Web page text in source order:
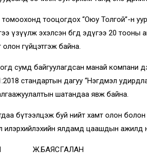
тооцогдох “Оюу Толгой”-н
үзүүлж эхэлсэн бөгөөд эдүгээ 20
гүйцэтгэж байна.
сумд байгуулагдсан манай компани
стандартын дагуу “Нэгдмэл
шатандаа явж байна.
бүтээлцэж буй нийт хамт
илэрхийлэхийн ялдамд цаашдын ажилд
Ж.БАЯСГАЛАН